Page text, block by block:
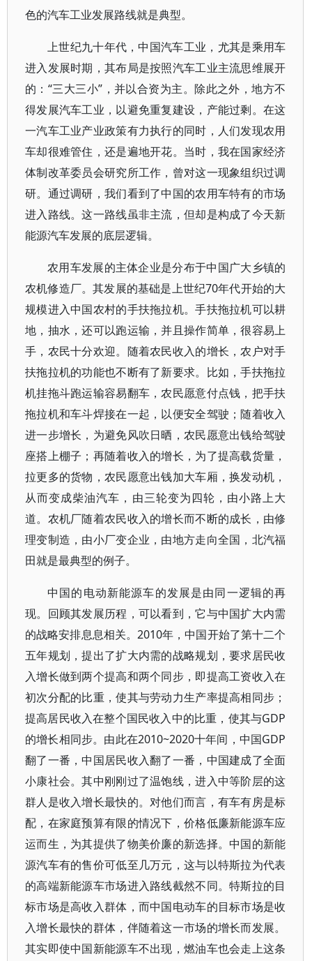
色的汽车工业发展路线就是典型。
上世纪九十年代，中国汽车工业，尤其是乘用车
进入发展时期，其布局是按照汽车工业主流思维展开
的：“三大三小”，并以合资为主。除此之外，地方不
得发展汽车工业，以避免重复建设，产能过剩。在这
一汽车工业产业政策有力执行的同时，人们发现农用
车却很难管住，还是遍地开花。当时，我在国家经济
体制改革委员会研究所工作，曾对这一现象组织过调
研。通过调研，我们看到了中国的农用车特有的市场
进入路线。这一路线虽非主流，但却是构成了今天新
能源汽车发展的底层逻辑。
农用车发展的主体企业是分布于中国广大乡镇的
农机修造厂。其发展的基础是上世纪70年代开始的大
规模进入中国农村的手扶拖拉机。手扶拖拉机可以耕
地，抽水，还可以跑运输，并且操作简单，很容易上
手，农民十分欢迎。随着农民收入的增长，农户对手
扶拖拉机的功能也不断有了新要求。比如，手扶拖拉
机挂拖斗跑运输容易翻车，农民愿意付点钱，把手扶
拖拉机和车斗焊接在一起，以便安全驾驶；随着收入
进一步增长，为避免风吹日晒，农民愿意出钱给驾驶
座搭上棚子；再随着收入的增长，为了提高载货量，
拉更多的货物，农民愿意出钱加大车厢，换发动机，
从而变成柴油汽车，由三轮变为四轮，由小路上大
道。农机厂随着农民收入的增长而不断的成长，由修
理变制造，由小厂变企业，由地方走向全国，北汽福
田就是最典型的例子。
中国的电动新能源车的发展是由同一逻辑的再
现。回顾其发展历程，可以看到，它与中国扩大内需
的战略安排息息相关。2010年，中国开始了第十二个
五年规划，提出了扩大内需的战略规划，要求居民收
入增长做到两个提高和两个同步，即提高工资收入在
初次分配的比重，使其与劳动力生产率提高相同步；
提高居民收入在整个国民收入中的比重，使其与GDP
的增长相同步。由此在2010~2020十年间，中国GDP
翻了一番，中国居民收入翻了一番，中国建成了全面
小康社会。其中刚刚过了温饱线，进入中等阶层的这
群人是收入增长最快的。对他们而言，有车有房是标
配，在家庭预算有限的情况下，价格低廉新能源车应
运而生，为其提供了物美价廉的新选择。中国的新能
源汽车有的售价可低至几万元，这与以特斯拉为代表
的高端新能源车市场进入路线截然不同。特斯拉的目
标市场是高收入群体，而中国电动车的目标市场是收
入增长最快的群体，伴随着这一市场的增长而发展。
其实即使中国新能源车不出现，燃油车也会走上这条